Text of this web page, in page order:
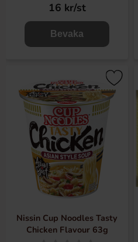
16 kr/st
Bevaka
Nissin Cup Noodles Tasty
Chicken Flavour 63g